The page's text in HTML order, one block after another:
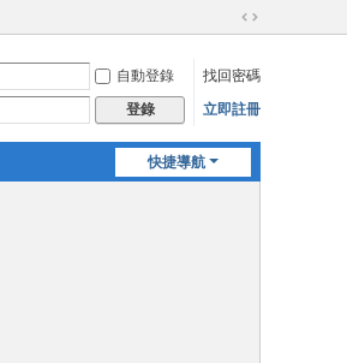
切
到
寬
自動登錄
找回密碼
登錄 立即註冊
快捷導航